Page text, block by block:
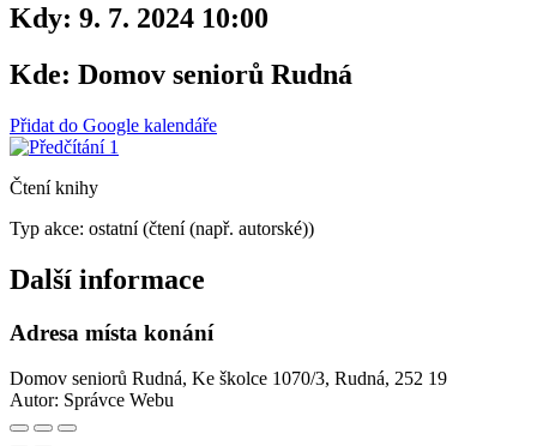
Kdy: 9. 7. 2024 10:00
Kde: Domov seniorů Rudná
Přidat do Google kalendáře
Čtení knihy
Typ akce: ostatní (čtení (např. autorské))
Další informace
Adresa místa konání
Domov seniorů Rudná, Ke školce 1070/3, Rudná, 252 19
Autor: Správce Webu